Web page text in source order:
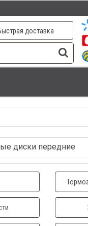
доставка
диски передние